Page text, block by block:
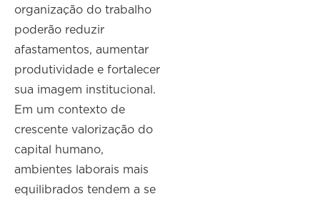
organização do trabalho
poderão reduzir
afastamentos, aumentar
produtividade e fortalecer
sua imagem institucional.
Em um contexto de
crescente valorização do
capital humano,
ambientes laborais mais
equilibrados tendem a se